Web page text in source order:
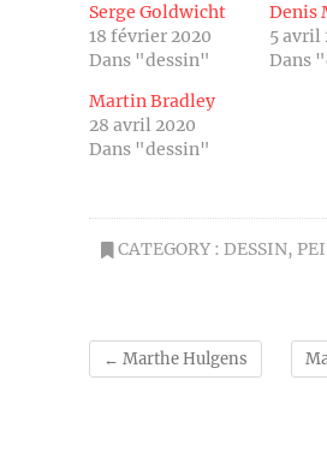
Serge Goldwicht
18 février 2020
Dans "dessin"
Denis
5 avril
Dans
Martin Bradley
28 avril 2020
Dans "dessin"
CATEGORY : DESSIN,
← Marthe Hulgens